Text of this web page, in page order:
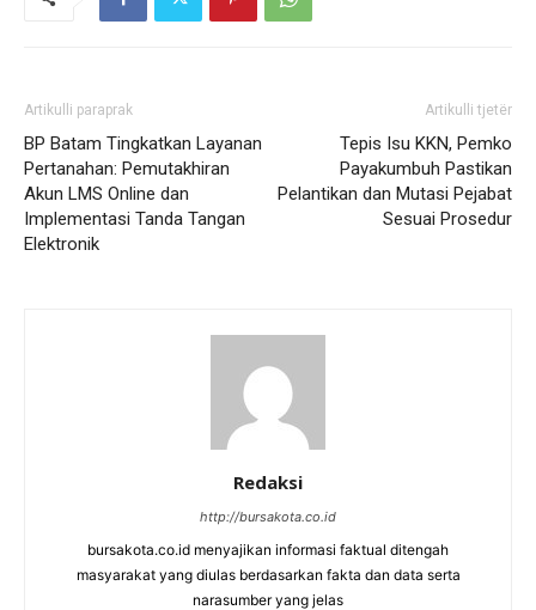
Artikulli paraprak
BP Batam Tingkatkan Layanan
Pertanahan: Pemutakhiran
Akun LMS Online dan
Implementasi Tanda Tangan
Elektronik
Artikulli tjetër
Tepis Isu KKN, Pemko
Payakumbuh Pastikan
Pelantikan dan Mutasi Pejabat
Sesuai Prosedur
Redaksi
http://bursakota.co.id
bursakota.co.id menyajikan informasi faktual ditengah
masyarakat yang diulas berdasarkan fakta dan data serta
narasumber yang jelas